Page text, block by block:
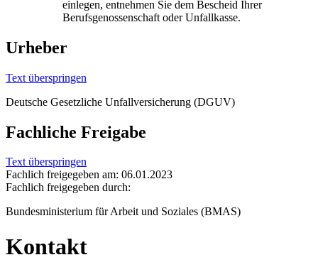
einlegen, entnehmen Sie dem Bescheid Ihrer
Berufsgenossenschaft oder Unfallkasse.
Urheber
Text überspringen
Deutsche Gesetzliche Unfallversicherung (DGUV)
Fachliche Freigabe
Text überspringen
Fachlich freigegeben am: 06.01.2023
Fachlich freigegeben durch:
Bundesministerium für Arbeit und Soziales (BMAS)
Kontakt